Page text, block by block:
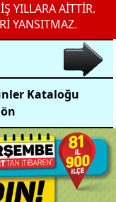
YILLARA AİTTİR.
YANSITMAZ.
Kataloğu